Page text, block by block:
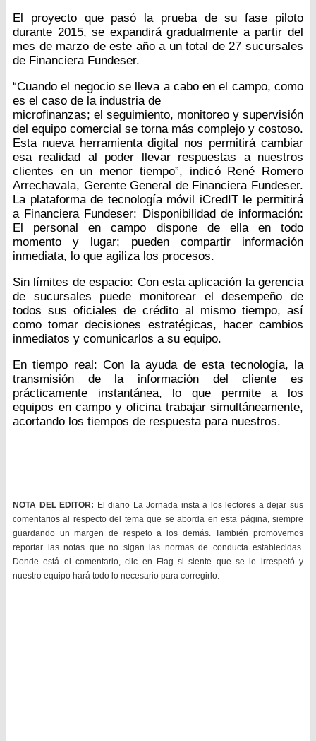
El proyecto que pasó la prueba de su fase piloto
durante 2015, se expandirá gradualmente a partir del
mes de marzo de este año a un total de 27 sucursales
de Financiera Fundeser.
“Cuando el negocio se lleva a cabo en el campo, como
es el caso de la industria de
microfinanzas; el seguimiento, monitoreo y supervisión
del equipo comercial se torna más complejo y costoso.
Esta nueva herramienta digital nos permitirá cambiar
esa realidad al poder llevar respuestas a nuestros
clientes en un menor tiempo”, indicó René Romero
Arrechavala, Gerente General de Financiera Fundeser.
La plataforma de tecnología móvil iCredIT le permitirá
a Financiera Fundeser: Disponibilidad de información:
El personal en campo dispone de ella en todo
momento y lugar; pueden compartir información
inmediata, lo que agiliza los procesos.
Sin límites de espacio: Con esta aplicación la gerencia
de sucursales puede monitorear el desempeño de
todos sus oficiales de crédito al mismo tiempo, así
como tomar decisiones estratégicas, hacer cambios
inmediatos y comunicarlos a su equipo.
En tiempo real: Con la ayuda de esta tecnología, la
transmisión de la información del cliente es
prácticamente instantánea, lo que permite a los
equipos en campo y oficina trabajar simultáneamente,
acortando los tiempos de respuesta para nuestros.
NOTA DEL EDITOR: El diario La Jornada insta a los lectores a dejar sus
comentarios al respecto del tema que se aborda en esta página, siempre
guardando un margen de respeto a los demás. También promovemos
reportar las notas que no sigan las normas de conducta establecidas.
Donde está el comentario, clic en Flag si siente que se le irrespetó y
nuestro equipo hará todo lo necesario para corregirlo.